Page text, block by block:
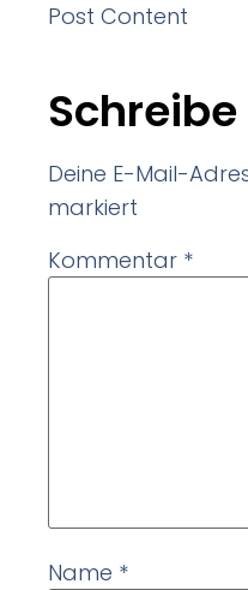
Post Content
Deine E-Mail-
markiert
Kommentar *
Name *